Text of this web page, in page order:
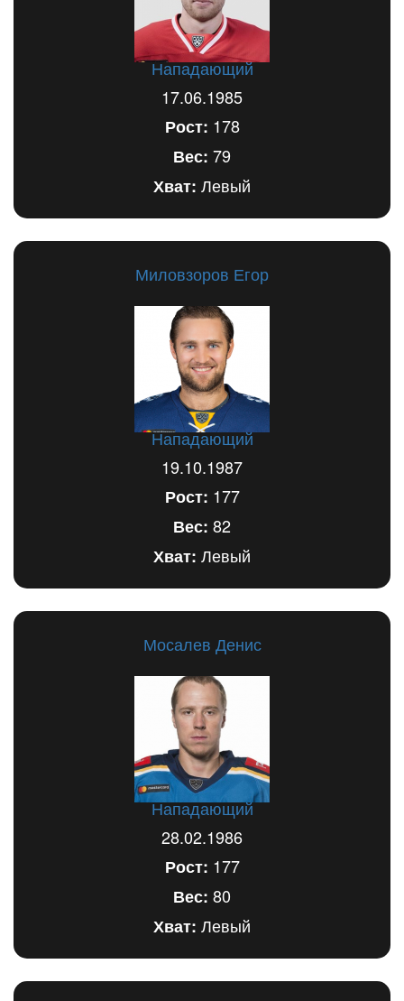
Нападающий
17.06.1985
Рост: 178
Вес: 79
Хват: Левый
Миловзоров Егор
Нападающий
19.10.1987
Рост: 177
Вес: 82
Хват: Левый
Мосалев Денис
Нападающий
28.02.1986
Рост: 177
Вес: 80
Хват: Левый